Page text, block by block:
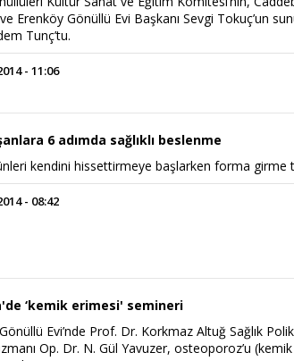
Erenköy Gönüllü Evi Başkanı Sevgi Tokuç’un
Tunç’tu.
- 11:06
6 adımda sağlıklı beslenme
kendini hissettirmeye başlarken forma girme
- 08:42
‘kemik erimesi' semineri
Evi’nde Prof. Dr. Korkmaz Altuğ Sağlık
Op. Dr. N. Gül Yavuzer, osteoporoz’u